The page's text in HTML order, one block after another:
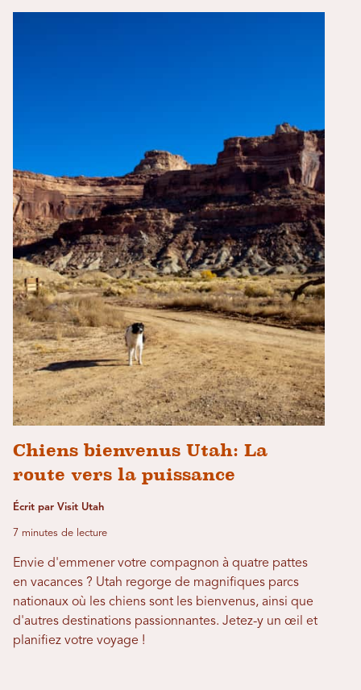
Chiens bienvenus Utah: La
route vers la puissance
Écrit par Visit Utah
7 minutes de lecture
Envie d'emmener votre compagnon à quatre pattes
en vacances ? Utah regorge de magnifiques parcs
nationaux où les chiens sont les bienvenus, ainsi que
d'autres destinations passionnantes. Jetez-y un œil et
planifiez votre voyage !